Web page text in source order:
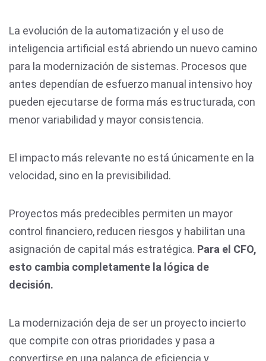
La evolución de la automatización y el uso de
inteligencia artificial está abriendo un nuevo camino
para la modernización de sistemas. Procesos que
antes dependían de esfuerzo manual intensivo hoy
pueden ejecutarse de forma más estructurada, con
menor variabilidad y mayor consistencia.
El impacto más relevante no está únicamente en la
velocidad, sino en la previsibilidad.
Proyectos más predecibles permiten un mayor
control financiero, reducen riesgos y habilitan una
asignación de capital más estratégica. Para el CFO,
esto cambia completamente la lógica de
decisión.
La modernización deja de ser un proyecto incierto
que compite con otras prioridades y pasa a
convertirse en una palanca de eficiencia y